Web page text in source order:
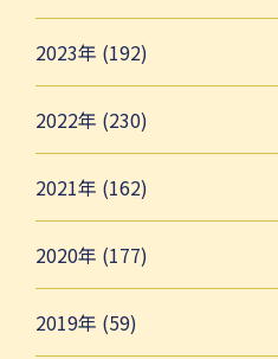
2023年 (192)
2022年 (230)
2021年 (162)
2020年 (177)
2019年 (59)